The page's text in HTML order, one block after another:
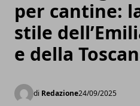
per cantine:
stile
e della
di Redazione24/09/2025